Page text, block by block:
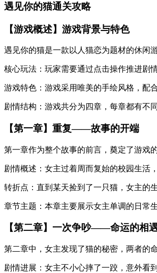
遇见你的猫通关攻略
【游戏概述】游戏背景与特色
遇见你的猫是一款以人猫恋为题材的休闲
核心玩法：玩家需要通过点击操作推进剧
游戏特色：游戏采用唯美的手绘风格，配
剧情结构：游戏共分为四章，每章都有不
【第一章】重复——故事的开端
第一章作为整个故事的前言，奠定了游戏
剧情概述：女主过着周而复始的校园生活
转折点：直到某天捡到了一只猫，女主的
章节主题：本章主要展示女主单调的日常
【第二章】一次争吵——命运的相
第二章中，女主发现了猫的秘密，两者的
剧情进展：女主不小心摔了一跤，意外看